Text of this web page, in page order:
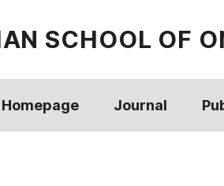
SCHOOL OF
Homepage Journal